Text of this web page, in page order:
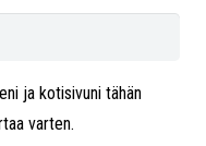
ja kotisivuni tähän
varten.